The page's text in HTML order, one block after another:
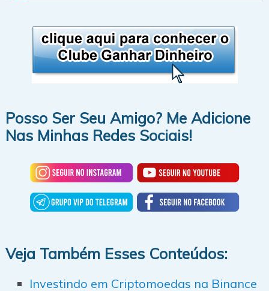
Posso Ser Seu Amigo? Me Adicione
Nas Minhas Redes Sociais!
Veja Também Esses Conteúdos:
Investindo em Criptomoedas na Binance